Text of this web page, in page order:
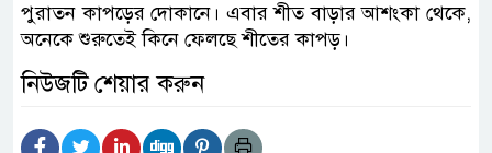
পুরাতন কাপড়ের দোকানে। এবার শীত বাড়ার আশংকা থেকে,
অনেকে শুরুতেই কিনে ফেলছে শীতের কাপড়।
নিউজটি শেয়ার করুন